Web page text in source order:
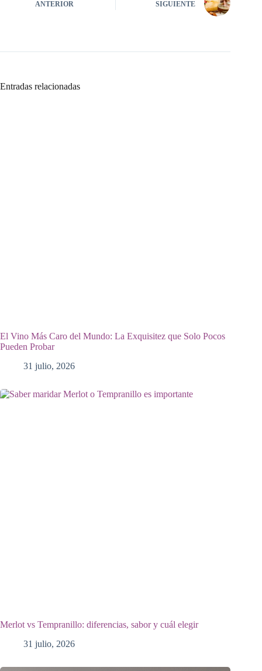
ANTERIOR SIGUIENTE
Entradas relacionadas
El Vino Más Caro del Mundo: La Exquisitez que Solo Pocos
Pueden Probar
31 julio, 2026
Merlot vs Tempranillo: diferencias, sabor y cuál elegir
31 julio, 2026